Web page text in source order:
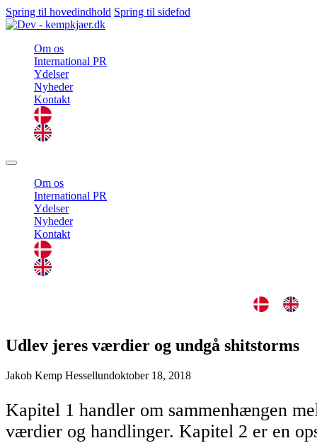
Spring til hovedindhold Spring til sidefod
Om os
International PR
Ydelser
Nyheder
Kontakt
Om os
International PR
Ydelser
Nyheder
Kontakt
Udlev jeres værdier og undgå shitstorms
Jakob Kemp Hessellundoktober 18, 2018
Kapitel 1 handler om sammenhængen
værdier og handlinger. Kapitel 2 er en